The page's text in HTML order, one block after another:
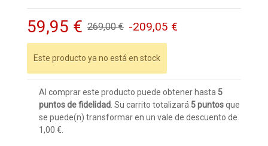
59,95 € 269,00 € -209,05 €
Este producto ya no está en stock
Al comprar este producto puede obtener hasta 5
puntos de fidelidad . Su carrito totalizará 5puntosque
se puede(n) transformar en un vale de descuento de
1,00 €